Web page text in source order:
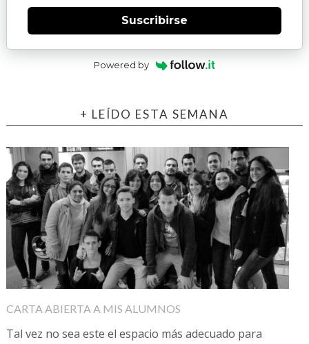
Suscribirse
Powered by
+ LEÍDO ESTA SEMANA
CARTA ABIERTA A MIS ALUMNOS
Tal vez no sea este el espacio más adecuado para